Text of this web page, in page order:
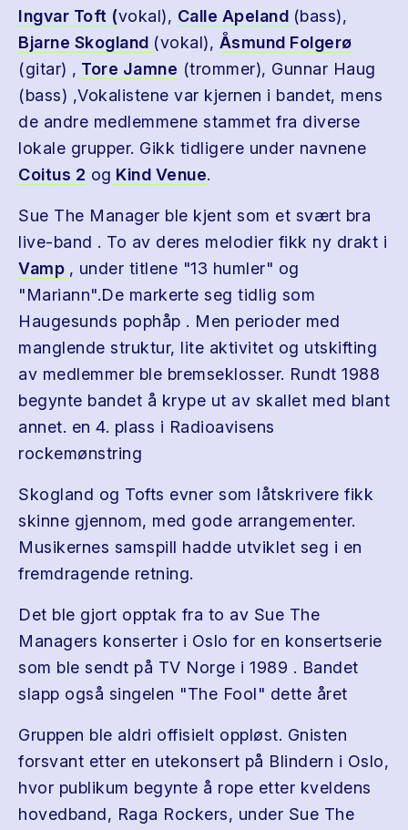
Ingvar Toft (vokal), Calle Apeland (bass),
Bjarne Skogland (vokal), Åsmund Folgerø
(gitar) , Tore Jamne (trommer), Gunnar Haug
(bass) ,Vokalistene var kjernen i bandet, mens
de andre medlemmene stammet fra diverse
lokale grupper. Gikk tidligere under navnene
Coitus 2 og Kind Venue.
Sue The Manager ble kjent som et svært bra
live-band . To av deres melodier fikk ny drakt i
Vamp , under titlene "13 humler" og
"Mariann".De markerte seg tidlig som
Haugesunds pophåp . Men perioder med
manglende struktur, lite aktivitet og utskifting
av medlemmer ble bremseklosser. Rundt 1988
begynte bandet å krype ut av skallet med blant
annet. en 4. plass i Radioavisens
rockemønstring
Skogland og Tofts evner som låtskrivere fikk
skinne gjennom, med gode arrangementer.
Musikernes samspill hadde utviklet seg i en
fremdragende retning.
Det ble gjort opptak fra to av Sue The
Managers konserter i Oslo for en konsertserie
som ble sendt på TV Norge i 1989 . Bandet
slapp også singelen "The Fool" dette året
Gruppen ble aldri offisielt oppløst. Gnisten
forsvant etter en utekonsert på Blindern i Oslo,
hvor publikum begynte å rope etter kveldens
hovedband, Raga Rockers, under Sue The